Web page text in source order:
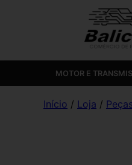
MOTOR E
Início / Loja /